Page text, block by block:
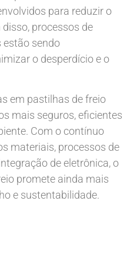
para reduzir o
processos de
estão sendo
o desperdício e o
em pastilhas de freio
mais seguros, eficientes
Com o contínuo
materiais, processos de
de eletrônica, o
promete ainda mais
e sustentabilidade.